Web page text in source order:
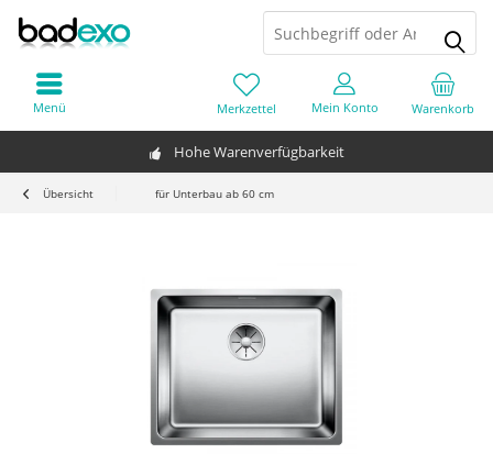
Hohe Warenverfügbarkeit
Warenkorb
Merkzettel Mein Konto
Menü
Übersicht für Unterbau ab 60 cm